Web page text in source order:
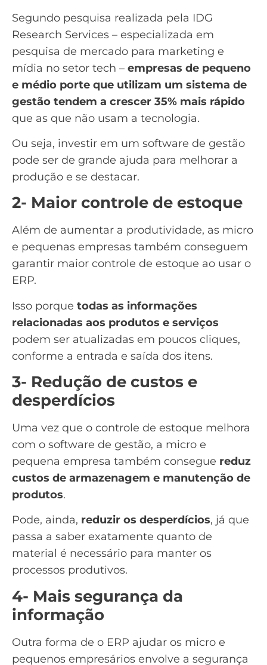
Segundo pesquisa realizada pela IDG
Research Services – especializada em
pesquisa de mercado para marketing e
mídia no setor tech – empresas de pequeno
e médio porte que utilizam um sistema de
gestão tendem a crescer 35% mais rápido
que as que não usam a tecnologia.
Ou seja, investir em um software de gestão
pode ser de grande ajuda para melhorar a
produção e se destacar.
2- Maior controle de estoque
Além de aumentar a produtividade, as micro
e pequenas empresas também conseguem
garantir maior controle de estoque ao usar o
ERP.
Isso porque todas as informações
relacionadas aos produtos e serviços
podem ser atualizadas em poucos cliques,
conforme a entrada e saída dos itens.
3- Redução de custos e
desperdícios
Uma vez que o controle de estoque melhora
com o software de gestão, a micro e
pequena empresa também consegue reduz
custos de armazenagem e manutenção de
produtos.
Pode, ainda, reduzir os desperdícios, já que
passa a saber exatamente quanto de
material é necessário para manter os
processos produtivos.
4- Mais segurança da
informação
Outra forma de o ERP ajudar os micro e
pequenos empresários envolve a segurança